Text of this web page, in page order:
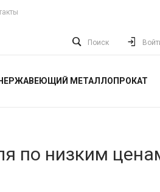
Поиск
НЕРЖАВЕЮЩИЙ МЕТАЛЛОПРОКАТ
по низким